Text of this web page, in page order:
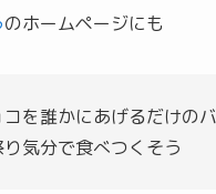
のホームページにも
コを誰かにあげるだけの
り気分で食べつくそう